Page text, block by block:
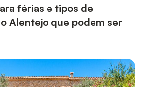
férias e tipos de
Alentejo que podem ser